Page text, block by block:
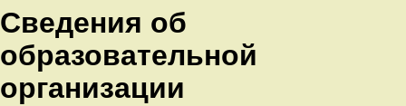
Сведения об
образовательной
организации